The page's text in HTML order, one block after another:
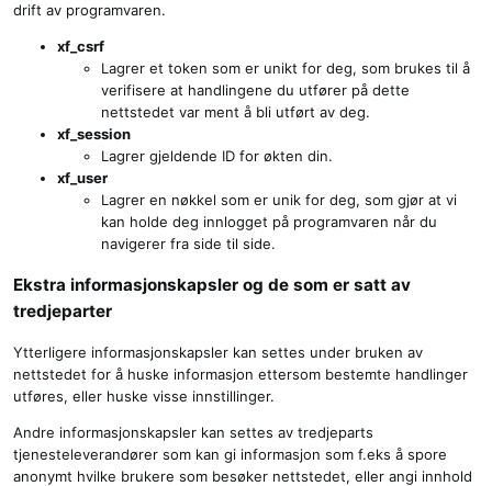
drift av programvaren.
xf_csrf
Lagrer et token som er unikt for deg, som brukes til å
verifisere at handlingene du utfører på dette
nettstedet var ment å bli utført av deg.
xf_session
Lagrer gjeldende ID for økten din.
xf_user
Lagrer en nøkkel som er unik for deg, som gjør at vi
kan holde deg innlogget på programvaren når du
navigerer fra side til side.
Ekstra informasjonskapsler og de som er satt av
tredjeparter
Ytterligere informasjonskapsler kan settes under bruken av
nettstedet for å huske informasjon ettersom bestemte handlinger
utføres, eller huske visse innstillinger.
Andre informasjonskapsler kan settes av tredjeparts
tjenesteleverandører som kan gi informasjon som f.eks å spore
anonymt hvilke brukere som besøker nettstedet, eller angi innhold